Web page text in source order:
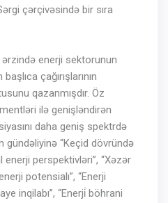
çərçivəsində bir sıra
ərzində enerji sektorunun
çağırışlarının
qazanmışdır. Öz
ilə genişləndirən
daha geniş spektrdə
gündəliyinə “Keçid dövründə
enerji perspektivləri”, “Xəzər
potensialı”, “Enerji
inqilabı”, “Enerji̇ böhrani